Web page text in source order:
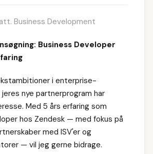
Business Development
Business Developer
i enterprise-
nye partnerprogram har
Med 5 års erfaring som
hos Zendesk — med fokus på
med ISV'er og
— vil jeg gerne bidrage.